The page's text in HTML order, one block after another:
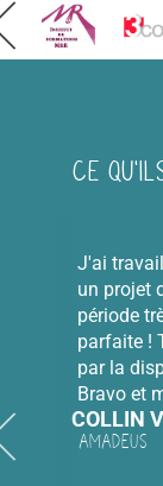
CE
J'ai
un projet
période
parfaite !
par la
Bravo et
COLLIN
Amadeus